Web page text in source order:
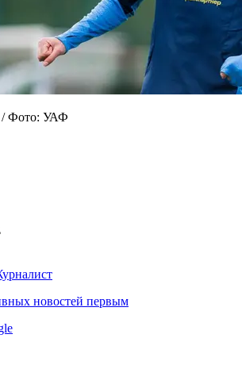
/ Фото: УАФ
новостей первым